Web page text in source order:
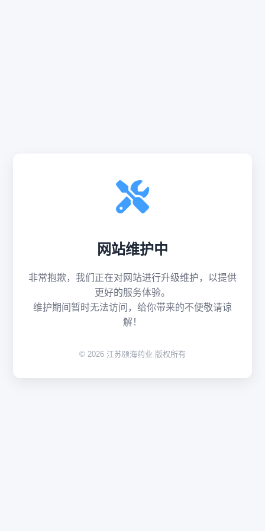
网站维护中
非常抱歉，我们正在对网站进行升级维护，以提供
更好的服务体验。
维护期间暂时无法访问，给你带来的不便敬请谅
解！
© 2026 江苏颐海药业 版权所有